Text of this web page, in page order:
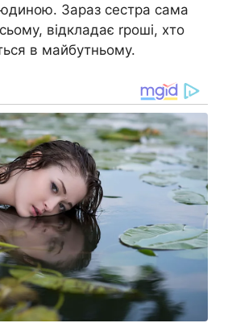
Зараз сестра сама
відкладає rроші, хто
в майбутньому.